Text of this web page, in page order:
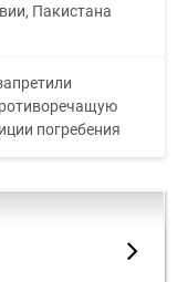
Пакистана
погребения